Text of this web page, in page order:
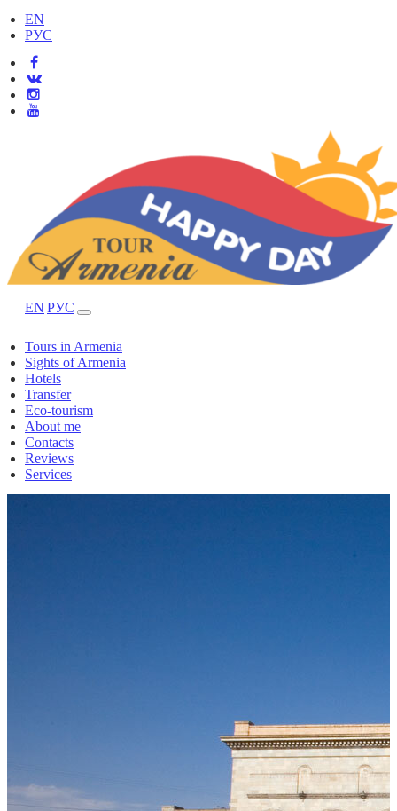
EN
РУС
EN РУС
Tours in Armenia
Sights of Armenia
Hotels
Transfer
Eco-tourism
About me
Contacts
Reviews
Services